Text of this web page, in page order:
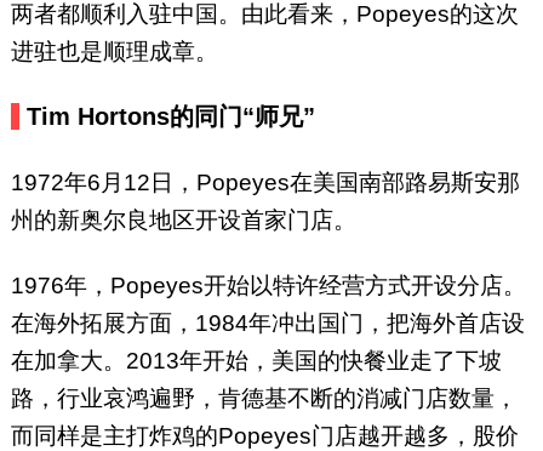
两者都顺利入驻中国。由此看来，Popeyes的这次
进驻也是顺理成章。
Tim Hortons的同门“师兄”
1972年6月12日，Popeyes在美国南部路易斯安那
州的新奥尔良地区开设首家门店。
1976年，Popeyes开始以特许经营方式开设分店。
在海外拓展方面，1984年冲出国门，把海外首店设
在加拿大。2013年开始，美国的快餐业走了下坡
路，行业哀鸿遍野，肯德基不断的消减门店数量，
而同样是主打炸鸡的Popeyes门店越开越多，股价